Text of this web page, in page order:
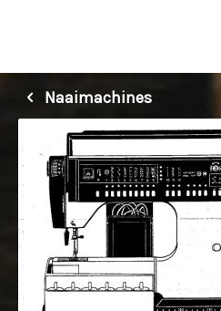
Naaimachines